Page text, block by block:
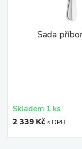
Sada
Skladem 1 ks
2 339 Kč s DPH